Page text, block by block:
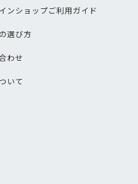
ンショップご利用ガイド
選び方
わせ
いて